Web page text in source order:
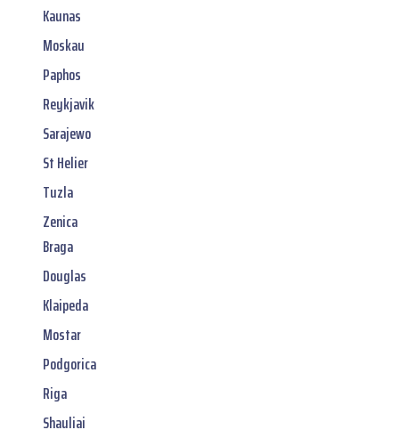
Kaunas
Moskau
Paphos
Reykjavik
Sarajewo
St Helier
Tuzla
Zenica
Braga
Douglas
Klaipeda
Mostar
Podgorica
Riga
Shauliai